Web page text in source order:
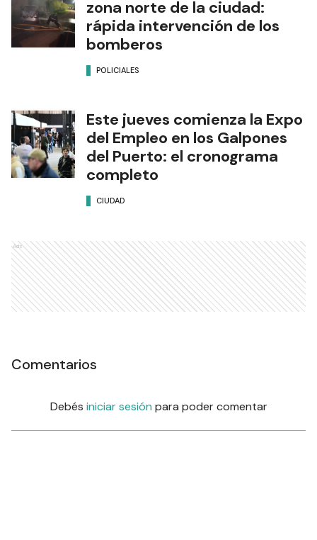
zona norte de la ciudad:
rápida intervención de los
bomberos
POLICIALES
Este jueves comienza la Expo
del Empleo en los Galpones
del Puerto: el cronograma
completo
CIUDAD
Ads
Comentarios
Debés iniciar sesión para poder comentar